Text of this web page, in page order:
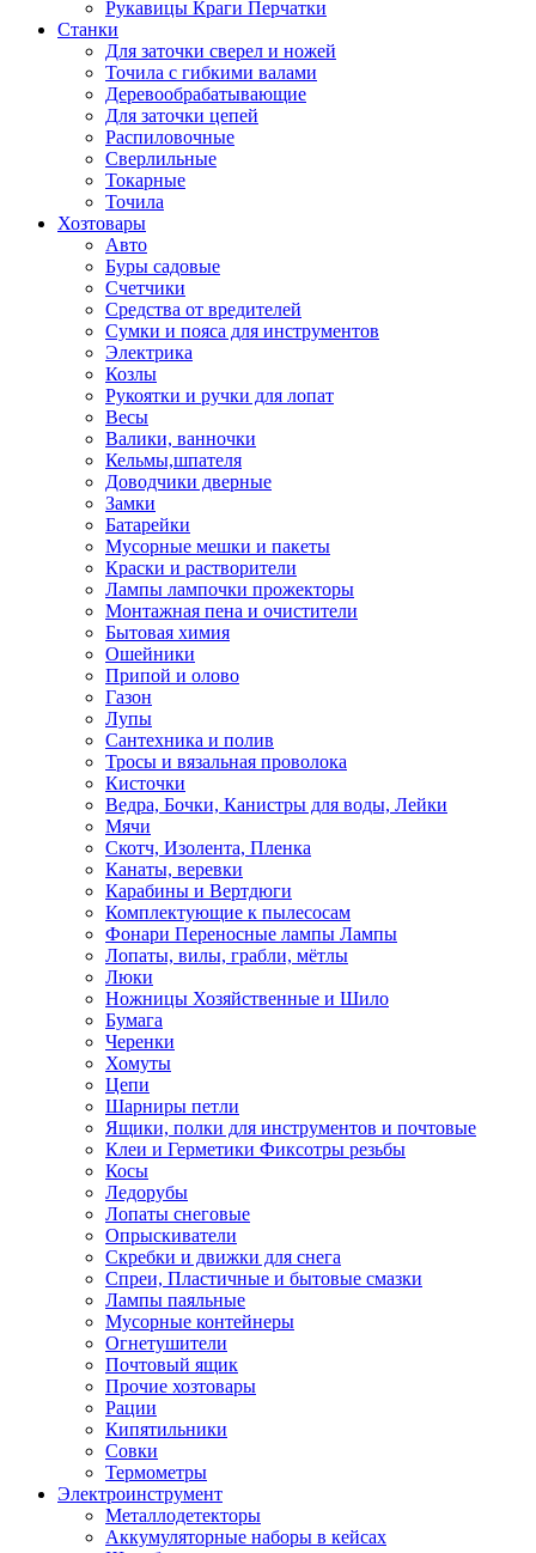
Рукавицы Краги Перчатки
Станки
Для заточки сверел и ножей
Точила с гибкими валами
Деревообрабатывающие
Для заточки цепей
Распиловочные
Сверлильные
Токарные
Точила
Хозтовары
Авто
Буры садовые
Счетчики
Средства от вредителей
Сумки и пояса для инструментов
Электрика
Козлы
Рукоятки и ручки для лопат
Весы
Валики, ванночки
Кельмы,шпателя
Доводчики дверные
Замки
Батарейки
Мусорные мешки и пакеты
Краски и растворители
Лампы лампочки прожекторы
Монтажная пена и очистители
Бытовая химия
Ошейники
Припой и олово
Газон
Лупы
Сантехника и полив
Тросы и вязальная проволока
Кисточки
Ведра, Бочки, Канистры для воды, Лейки
Мячи
Скотч, Изолента, Пленка
Канаты, веревки
Карабины и Вертдюги
Комплектующие к пылесосам
Фонари Переносные лампы Лампы
Лопаты, вилы, грабли, мётлы
Люки
Ножницы Хозяйственные и Шило
Бумага
Черенки
Хомуты
Цепи
Шарниры петли
Ящики, полки для инструментов и почтовые
Клеи и Герметики Фиксотры резьбы
Косы
Ледорубы
Лопаты снеговые
Опрыскиватели
Скребки и движки для снега
Спреи, Пластичные и бытовые смазки
Лампы паяльные
Мусорные контейнеры
Огнетушители
Почтовый ящик
Прочие хозтовары
Рации
Кипятильники
Совки
Термометры
Электроинструмент
Металлодетекторы
Аккумуляторные наборы в кейсах